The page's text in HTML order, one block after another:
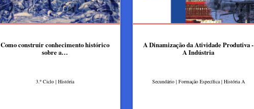
Como construir conhecimento histórico
sobre a…
3.º Ciclo | História
A Dinamização da Atividade Produtiva -
A Indústria
Secundário | Formação Específica | História A